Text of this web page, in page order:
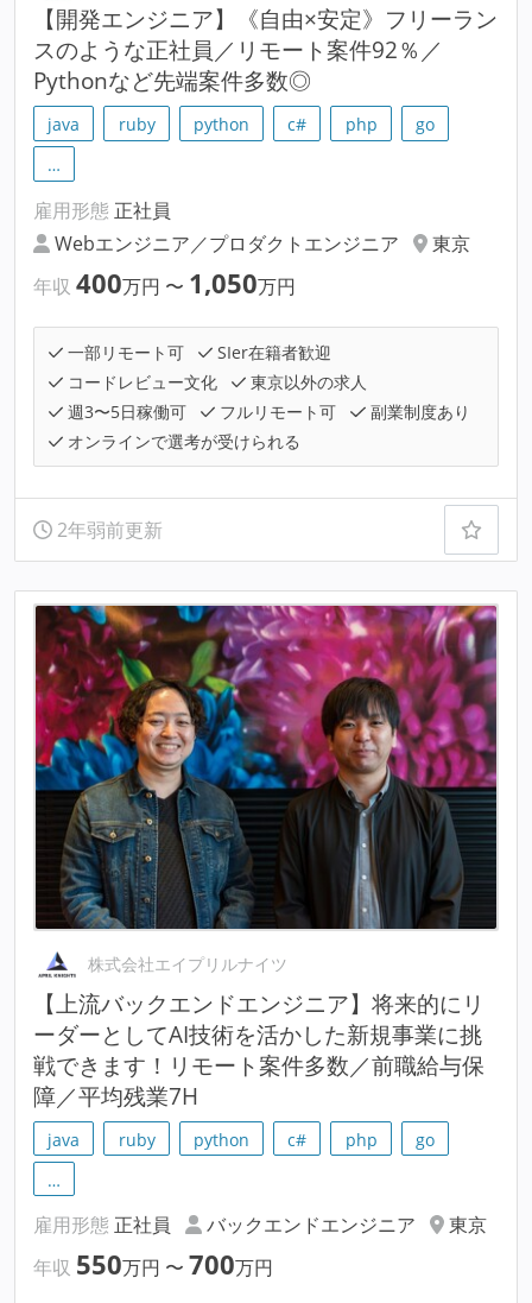
【開発エンジニア】《自由×安定》フリーラン
スのような正社員／リモート案件92％／
Pythonなど先端案件多数◎
java ruby python c# php
go
…
雇用形態 正社員
Webエンジニア／プロダクトエンジニア
東京
年収 400万円 〜 1,050万円
一部リモート可
SIer在籍者歓迎
コードレビュー文化
東京以外の求人
週3〜5日稼働可
フルリモート可
副業制度あり
オンラインで選考が受けられる
2年弱前更新
株式会社エイプリルナイツ
【上流バックエンドエンジニア】将来的にリ
ーダーとしてAI技術を活かした新規事業に挑
戦できます！リモート案件多数／前職給与保
障／平均残業7H
java ruby python c# php
go
…
雇用形態 正社員 バックエンドエンジニア
東京
年収 550万円 〜 700万円